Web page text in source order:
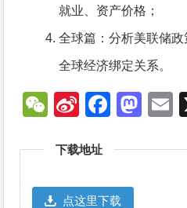
就业、资产价格；
全球篇：分析美联储
全球经济绑定关系。
WeChat
Sina
下载地址
点这里下载